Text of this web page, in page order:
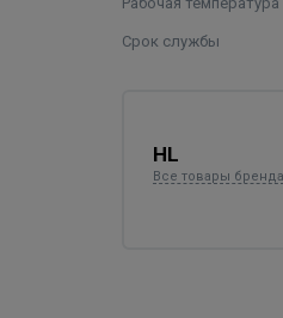
Срок службы
HL
Все товары бренда